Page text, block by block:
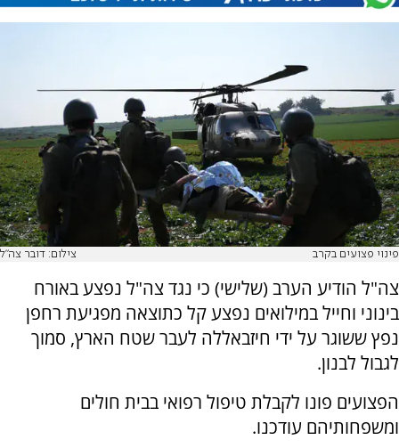
פינוי פצועים בקרב צילום: דובר צה"ל
צה"ל הודיע הערב (שלישי) כי נגד צה"ל נפצע באורח
בינוני וחייל במילואים נפצע קל כתוצאה מפגיעת רחפן
נפץ ששוגר על ידי חיזבאללה לעבר שטח הארץ, סמוך
לגבול לבנון.
הפצועים פונו לקבלת טיפול רפואי בבית חולים
ומשפחותיהם עודכנו.